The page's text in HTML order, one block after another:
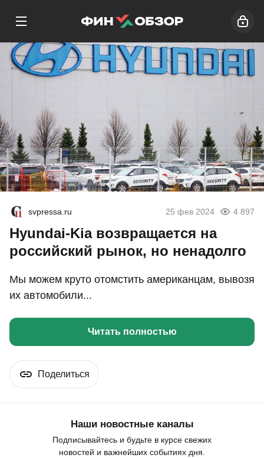
svpressa.ru 25 фев 2024 4 897
Hyundai-Kia возвращается на
российский рынок, но ненадолго
Мы можем круто отомстить американцам, вывозя
их автомобили...
Читать полностью
Поделиться
Наши новостные каналы
Подписывайтесь и будьте в курсе свежих
новостей и важнейших событиях дня.